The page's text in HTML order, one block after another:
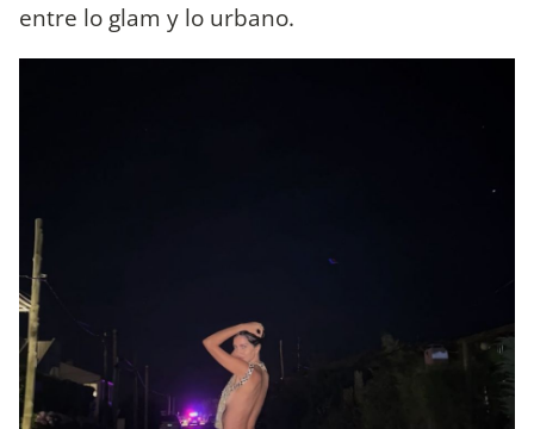
entre lo glam y lo urbano.